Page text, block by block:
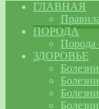
ГЛАВНАЯ
ПОРОДА
Порода
ЗДОРОВЬЕ